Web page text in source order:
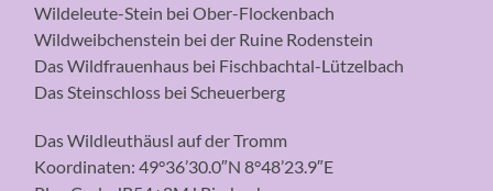
Wildeleute-Stein bei Ober-Flockenbach
Wildweibchenstein bei der Ruine Rodenstein
Das Wildfrauenhaus bei Fischbachtal-Lützelbach
Das Steinschloss bei Scheuerberg
Das Wildleuthäusl auf der Tromm
Koordinaten: 49°36’30.0″N 8°48’23.9″E